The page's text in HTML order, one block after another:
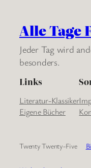
Alle Tage
Jeder Tag wird
besonders.
Links
Literatur-Klassiker
Eigene Bücher
Twenty Twenty-Five